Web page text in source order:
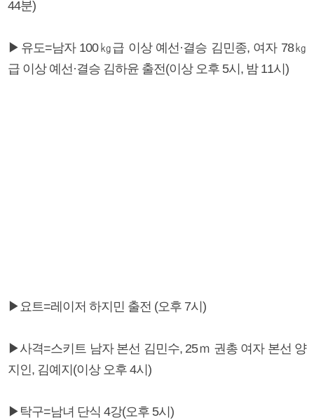
44분)
▶유도=남자 100㎏급 이상 예선·결승 김민종, 여자 78㎏
급 이상 예선·결승 김하윤 출전(이상 오후 5시, 밤 11시)
▶요트=레이저 하지민 출전 (오후 7시)
▶사격=스키트 남자 본선 김민수, 25ｍ 권총 여자 본선 양
지인, 김예지(이상 오후 4시)
▶탁구=남녀 단식 4강(오후 5시)